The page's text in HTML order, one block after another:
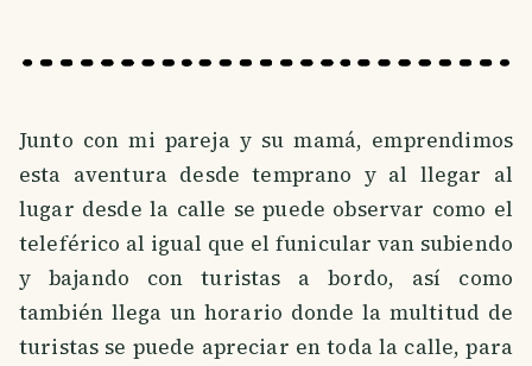
Junto con mi pareja y su mamá, emprendimos
esta aventura desde temprano y al llegar al
lugar desde la calle se puede observar como el
teleférico al igual que el funicular van subiendo
y bajando con turistas a bordo, así como
también llega un horario donde la multitud de
turistas se puede apreciar en toda la calle, para